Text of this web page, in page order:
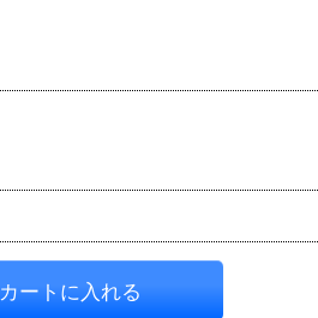
カートに入れる